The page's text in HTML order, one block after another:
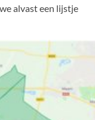
alvast een lijstje